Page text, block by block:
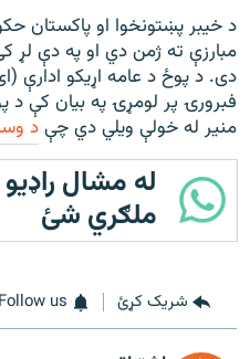
د خیبر پښتونخوا او پاکستان
مبارزې ته ژمن دي او په دې لړ
فبرورۍ پر لومړۍ په بیان کې
منیر له خولې ویلي دي چېد
له مشال
ملګري شئ
شریک کړئ Follow us